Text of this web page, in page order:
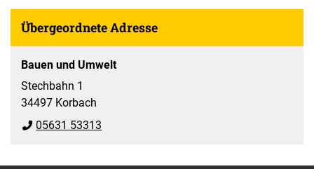
Übergeordnete Adresse
Bauen und Umwelt
Stechbahn 1
34497 Korbach
05631 53313